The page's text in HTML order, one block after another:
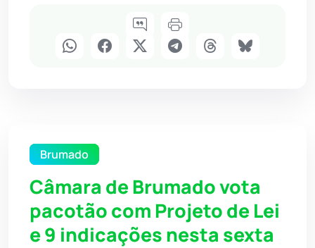
Brumado
Câmara de Brumado vota
pacotão com Projeto de Lei
e 9 indicações nesta sexta